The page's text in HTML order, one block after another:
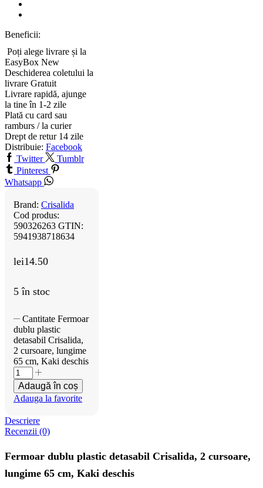
Beneficii:
Poți alege livrare și la
EasyBox New
Deschiderea coletului la
livrare Gratuit
Livrare rapidă, ajunge
la tine în 1-2 zile
Plată cu card sau
ramburs / la curier
Drept de retur 14 zile
Distribuie: Facebook
Twitter
Tumblr
Pinterest
Whatsapp
Brand: Crisalida
Cod produs:
590326263 GTIN:
5941938718634
lei14.50
5 în stoc
Cantitate Fermoar
dublu plastic
detasabil Crisalida,
2 cursoare, lungime
65 cm, Kaki deschis
Adaugă în coș
Adauga la favorite
Descriere
Recenzii (0)
Fermoar dublu plastic detasabil Crisalida, 2 cursoare,
lungime 65 cm, Kaki deschis